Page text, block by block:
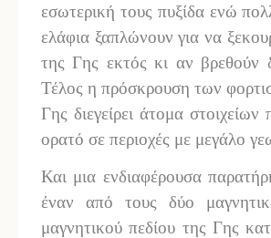
εσωτερική τους πυξίδα ενώ
ελάφια ξαπλώνουν για να
της Γης εκτός κι αν βρεθούν
Τέλος η πρόσκρουση των
Γης διεγείρει άτομα
ορατό σε περιοχές με μεγάλο
Και μια ενδιαφέρουσα
έναν από τους δύο
μαγνητικού πεδίου της Γης